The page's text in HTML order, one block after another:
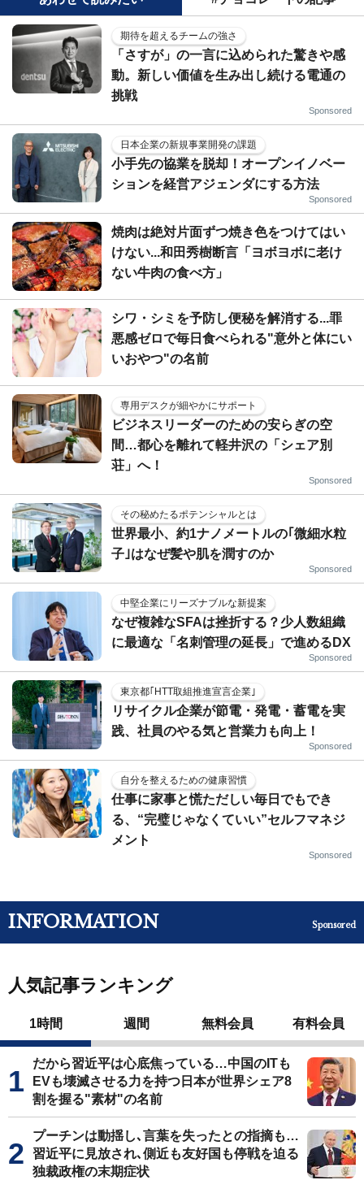
期待を超えるチームの強さ
「さすが」の一言に込められた驚きや感
動。新しい価値を生み出し続ける電通の
挑戦
Sponsored
日本企業の新規事業開発の課題
小手先の協業を脱却！オープンイノベー
ションを経営アジェンダにする方法
Sponsored
焼肉は絶対片面ずつ焼き色をつけてはい
けない...和田秀樹断言「ヨボヨボに老け
ない牛肉の食べ方」
シワ・シミを予防し便秘を解消する...罪
悪感ゼロで毎日食べられる"意外と体にい
いおやつ"の名前
専用デスクが細やかにサポート
ビジネスリーダーのための安らぎの空
間…都心を離れて軽井沢の「シェア別
荘」へ！
Sponsored
その秘めたるポテンシャルとは
世界最小、約1ナノメートルの｢微細水粒
子｣はなぜ髪や肌を潤すのか
Sponsored
中堅企業にリーズナブルな新提案
なぜ複雑なSFAは挫折する？少人数組織
に最適な「名刺管理の延長」で進めるDX
Sponsored
東京都｢HTT取組推進宣言企業｣
リサイクル企業が節電・発電・蓄電を実
践、社員のやる気と営業力も向上！
Sponsored
自分を整えるための健康習慣
仕事に家事と慌ただしい毎日でもでき
る、“完璧じゃなくていい”セルフマネジ
メント
Sponsored
INFORMATION Sponsored
人気記事ランキング
1時間 週間 無料会員 有料会員
だから習近平は心底焦っている…中国のITも
EVも壊滅させる力を持つ日本が世界シェア8
割を握る"素材"の名前
プーチンは動揺し､言葉を失ったとの指摘も…
習近平に見放され､側近も友好国も停戦を迫る
独裁政権の末期症状